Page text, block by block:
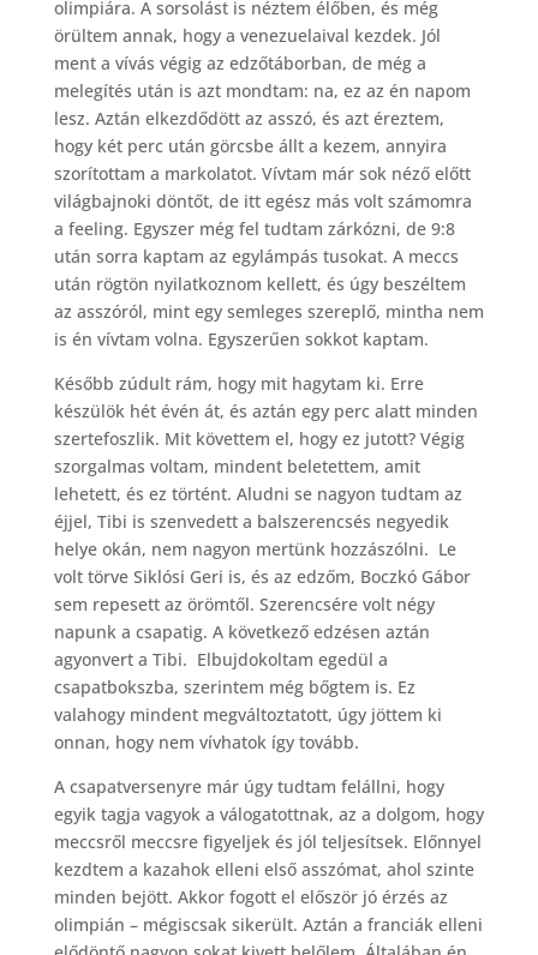
olimpiára. A sorsolást is néztem élőben, és még
örültem annak, hogy a venezuelaival kezdek. Jól
ment a vívás végig az edzőtáborban, de még a
melegítés után is azt mondtam: na, ez az én napom
lesz. Aztán elkezdődött az asszó, és azt éreztem,
hogy két perc után görcsbe állt a kezem, annyira
szorítottam a markolatot. Vívtam már sok néző előtt
világbajnoki döntőt, de itt egész más volt számomra
a feeling. Egyszer még fel tudtam zárkózni, de 9:8
után sorra kaptam az egylámpás tusokat. A meccs
után rögtön nyilatkoznom kellett, és úgy beszéltem
az asszóról, mint egy semleges szereplő, mintha nem
is én vívtam volna. Egyszerűen sokkot kaptam.
Később zúdult rám, hogy mit hagytam ki. Erre
készülök hét évén át, és aztán egy perc alatt minden
szertefoszlik. Mit követtem el, hogy ez jutott? Végig
szorgalmas voltam, mindent beletettem, amit
lehetett, és ez történt. Aludni se nagyon tudtam az
éjjel, Tibi is szenvedett a balszerencsés negyedik
helye okán, nem nagyon mertünk hozzászólni. Le
volt törve Siklósi Geri is, és az edzőm, Boczkó Gábor
sem repesett az örömtől. Szerencsére volt négy
napunk a csapatig. A következő edzésen aztán
agyonvert a Tibi. Elbujdokoltam egedül a
csapatbokszba, szerintem még bőgtem is. Ez
valahogy mindent megváltoztatott, úgy jöttem ki
onnan, hogy nem vívhatok így tovább.
A csapatversenyre már úgy tudtam felállni, hogy
egyik tagja vagyok a válogatottnak, az a dolgom, hogy
meccsről meccsre figyeljek és jól teljesítsek. Előnnyel
kezdtem a kazahok elleni első asszómat, ahol szinte
minden bejött. Akkor fogott el először jó érzés az
olimpián – mégiscsak sikerült. Aztán a franciák elleni